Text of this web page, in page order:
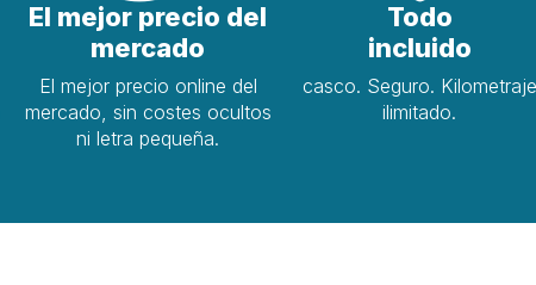
El mejor precio del
mercado
El mejor precio online del
mercado, sin costes ocultos
ni letra pequeña.
Todo
incluido
casco. Seguro. Kilometraje
ilimitado.